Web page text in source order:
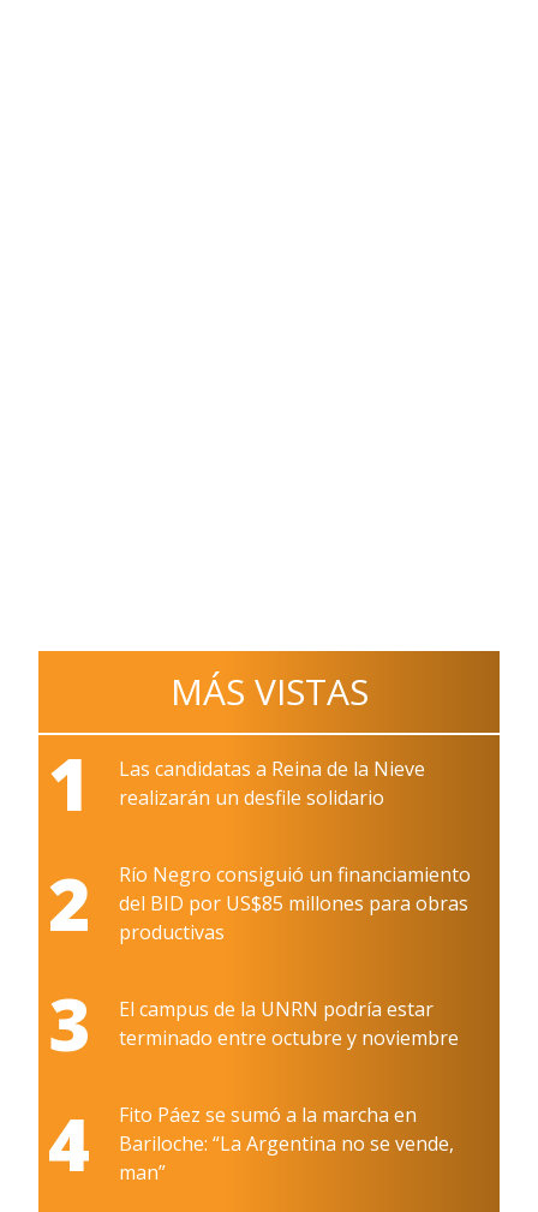
MÁS VISTAS
1
Las candidatas a Reina de la Nieve
realizarán un desfile solidario
2
Río Negro consiguió un financiamiento
del BID por US$85 millones para obras
productivas
3
El campus de la UNRN podría estar
terminado entre octubre y noviembre
4
Fito Páez se sumó a la marcha en
Bariloche: “La Argentina no se vende,
man”